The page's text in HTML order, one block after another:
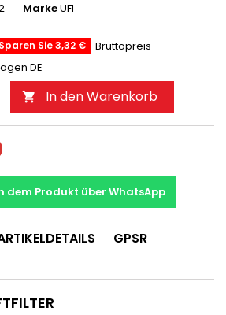
MarkeUFI
Sparen Sie 3,32 €
Bruttopreis
DE
 In den Warenkorb
dem Produkt über WhatsApp
GPSR